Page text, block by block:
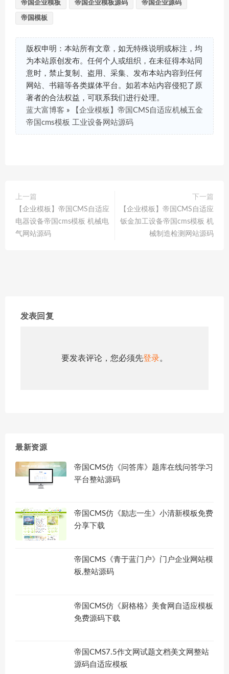
帝国企业模板 帝国企业模板源码 帝国企业源码
帝国模板
版权申明：本站所有文章，如无特殊说明或标注，均
为本站原创发布。任何个人或组织，在未征得本站同
意时，禁止复制、盗用、采集、发布本站内容到任何
网站、书籍等各类媒体平台。如若本站内容侵犯了原
著者的合法权益，可联系我们进行处理。
蓝大富博客 »
【企业模板】帝国CMS自适应机械五金
帝国cms模板 工业设备网站源码
上一篇
【企业模板】帝国CMS自适应
电器设备帝国cms模板 机械电
气网站源码
下一篇
【企业模板】帝国CMS自适应
钣金加工设备帝国cms模板 机
械制造检测网站源码
发表回复
要发表评论，您必须先登录。
最新资源
帝国CMS仿《问答库》题库在线问答学习
平台整站源码
帝国CMS仿《励志一生》小清新模板免费
分享下载
帝国CMS《青于蓝门户》门户企业网站模
板,整站源码
帝国CMS仿《厨格格》美食网自适应模板
免费源码下载
帝国CMS7.5作文网试题文档美文网整站
源码自适应模板